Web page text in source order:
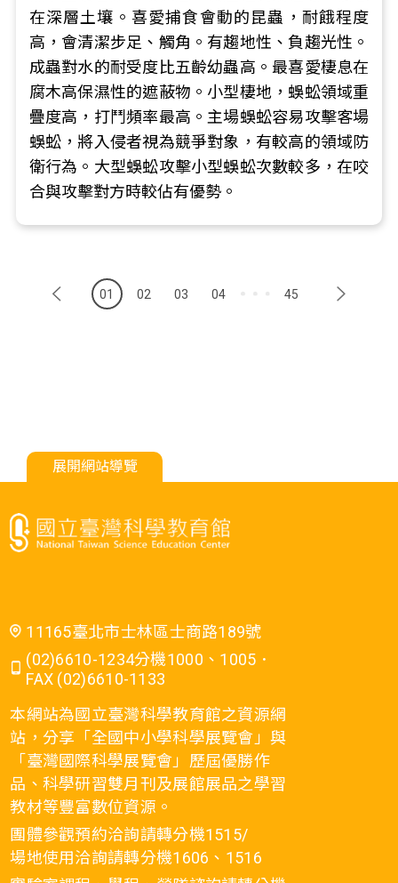
在深層土壤。喜愛捕食會動的昆蟲，耐餓程度
高，會清潔步足、觸角。有趨地性、負趨光性。
成蟲對水的耐受度比五齡幼蟲高。最喜愛棲息在
腐木高保濕性的遮蔽物。小型棲地，蜈蚣領域重
疊度高，打鬥頻率最高。主場蜈蚣容易攻擊客場
蜈蚣，將入侵者視為競爭對象，有較高的領域防
衛行為。大型蜈蚣攻擊小型蜈蚣次數較多，在咬
合與攻擊對方時較佔有優勢。
01 02 03 04 45
展開網站導覽
11165臺北市士林區士商路189號
(02)6610-1234分機1000、1005．
FAX (02)6610-1133
本網站為國立臺灣科學教育館之資源網
站，分享「全國中小學科學展覽會」與
「臺灣國際科學展覽會」歷屆優勝作
品、科學研習雙月刊及展館展品之學習
教材等豐富數位資源。
團體參觀預約洽詢請轉分機1515/
場地使用洽詢請轉分機1606、1516